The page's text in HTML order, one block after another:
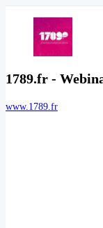
1789.fr -
www.1789.fr